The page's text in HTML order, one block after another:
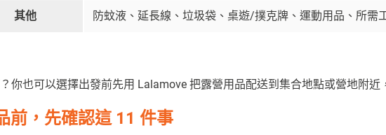
其他 防蚊液、延長線、垃圾袋、桌遊/撲克牌、運動用品、所需
你也可以選擇出發前先用 Lalamove 把露營用品配送到集合地點或營地附近
前，先確認這 11 件事